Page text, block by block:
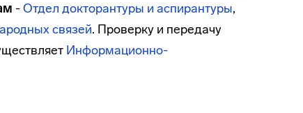
-Отдел докторантуры и аспирантуры,
связей. Проверку и передачу
Информационно-